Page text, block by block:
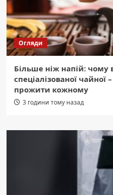
Огляди
Більше ніж напій: чому
спеціалізованої чайної
прожити кожному
3 години тому назад